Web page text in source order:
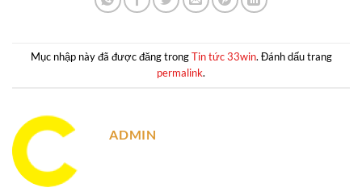
Mục nhập này đã được đăng trongTin tức 33win. Đánh dấu trang
permalink.
ADMIN